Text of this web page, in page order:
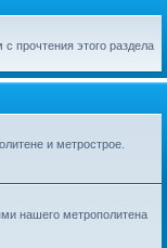
этого раздела
и метрострое.
нашего метрополитена